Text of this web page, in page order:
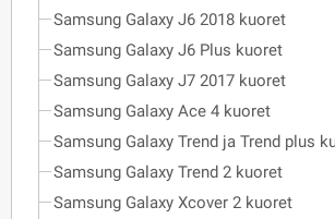
Samsung Galaxy J6 2018 kuoret
Samsung Galaxy J6 Plus kuoret
Samsung Galaxy J7 2017 kuoret
Samsung Galaxy Ace 4 kuoret
Samsung Galaxy Trend ja Trend plus
Samsung Galaxy Trend 2 kuoret
Samsung Galaxy Xcover 2 kuoret